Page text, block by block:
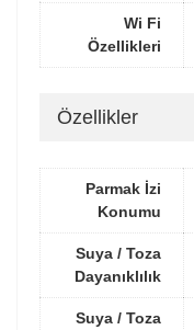
Wi Fi
Özellikleri
Özellikler
Parmak İzi
Konumu
Suya / Toza
Dayanıklılık
Suya / Toza